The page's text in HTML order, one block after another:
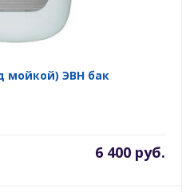
мойкой) ЭВН бак
6 400 руб.